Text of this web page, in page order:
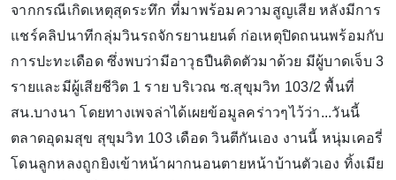
จากกรณีเกิดเหตุสุดระทึก ที่มาพร้อมความสูญเสีย หลังมีการ
แชร์คลิปนาทีกลุ่มวินรถจักรยานยนต์ ก่อเหตุปิดถนนพร้อมกับ
การปะทะเดือด ซึ่งพบว่ามีอาวุธปืนติดตัวมาด้วย มีผู้บาดเจ็บ 3
รายและมีผู้เสียชีวิต 1 ราย บริเวณ ซ.สุขุมวิท 103/2 พื้นที่
สน.บางนา โดยทางเพจล่าได้เผยข้อมูลคร่าวๆไว้ว่า...วันนี้
ตลาดอุดมสุข สุขุมวิท 103 เดือด วินตีกันเอง งานนี้ หนุ่มเคอรี่
โดนลูกหลงถูกยิงเข้าหน้าผากนอนตายหน้าบ้านตัวเอง ทิ้งเมีย